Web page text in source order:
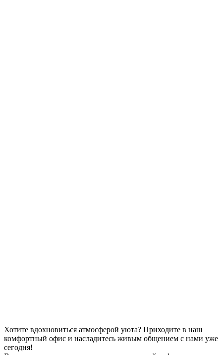
Хотите вдохновиться атмосферой уюта? Приходите в наш
комфортный офис и насладитесь живым общением с нами уже
сегодня!